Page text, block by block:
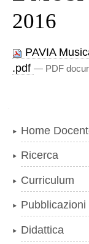
2016
PAVIA
.pdf— PDF
Home
Ricerca
Curriculum
Pubblicazioni
Didattica